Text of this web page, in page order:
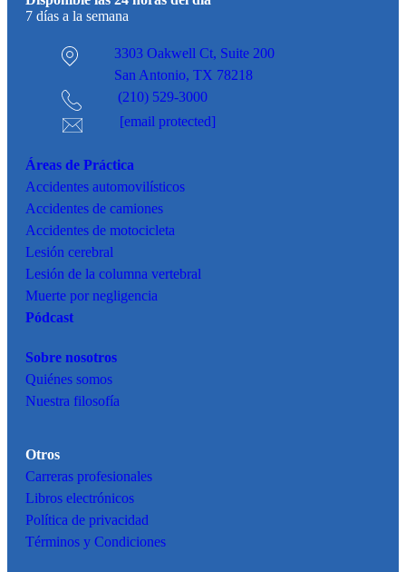
7 días a la semana
3303 Oakwell Ct, Suite 200
San Antonio, TX 78218
(210) 529-3000
[email protected]
Áreas de Práctica
Accidentes automovilísticos
Accidentes de camiones
Accidentes de motocicleta
Lesión cerebral
Lesión de la columna vertebral
Muerte por negligencia
Pódcast
Sobre nosotros
Quiénes somos
Nuestra filosofía
Otros
Carreras profesionales
Libros electrónicos
Política de privacidad
Términos y Condiciones